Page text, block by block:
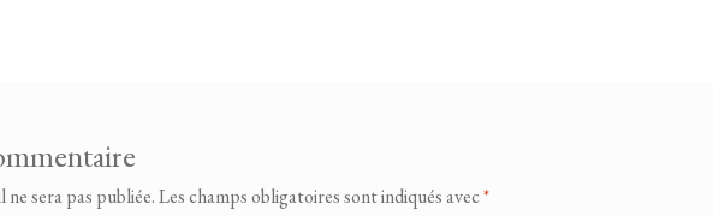
ne sera pas publiée.Les champs obligatoires sont indiqués avec*